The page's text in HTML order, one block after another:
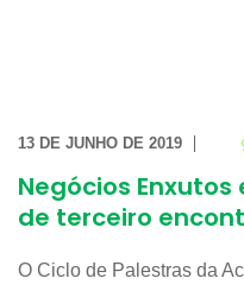
13 DE JUNHO DE 2019
Negócios
de terceiro
O Ciclo de Palestras da